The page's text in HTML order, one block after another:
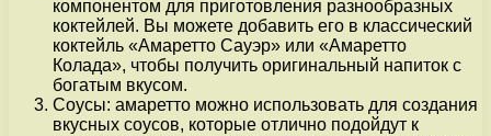
компонентом для приготовления разнообразных
коктейлей. Вы можете добавить его в классический
коктейль «Амаретто Сауэр» или «Амаретто
Колада», чтобы получить оригинальный напиток с
богатым вкусом.
Соусы: амаретто можно использовать для создания
вкусных соусов, которые отлично подойдут к